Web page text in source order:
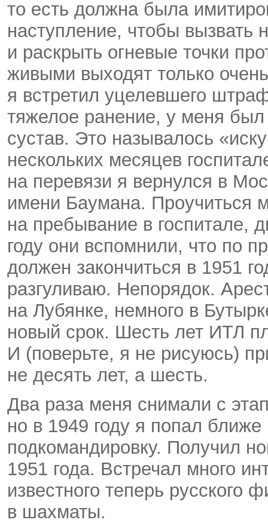
то есть должна была
наступление, чтобы вызвать
и раскрыть огневые точки
живыми выходят только
я встретил уцелевшего
тяжелое ранение, у меня
сустав. Это называлось
нескольких месяцев
на перевязи я вернулся в
имени Баумана. Проучиться
на пребывание в госпитале,
году они вспомнили, что по
должен закончиться в 1951
разгуливаю. Непорядок.
на Лубянке, немного в
новый срок. Шесть лет ИТЛ
И (поверьте, я не рисуюсь)
не десять лет, а шесть.
Два раза меня снимали с
но в 1949 году я попал
подкомандировку. Получил
1951 года. Встречал много
известного теперь
в шахматы.